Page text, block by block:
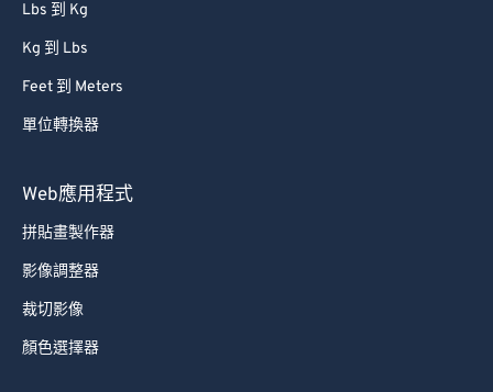
Lbs 到 Kg
Kg 到 Lbs
Feet 到 Meters
單位轉換器
Web應用程式
拼貼畫製作器
影像調整器
裁切影像
顏色選擇器